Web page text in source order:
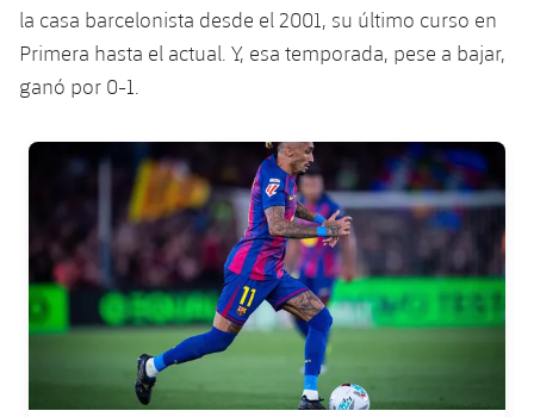
la casa barcelonista desde el 2001, su último curso en
Primera hasta el actual. Y, esa temporada, pese a bajar,
ganó por 0-1.
FC Barcelona club badge